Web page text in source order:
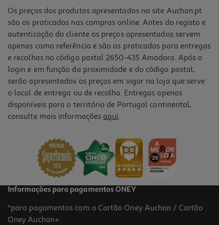
Penso Cottons Higiénico Ultra Fino Com Abas Regular 14un
Os preços dos produtos apresentados no site Auchan.pt
são os praticados nas compras online. Antes do registo e
autenticação do cliente os preços apresentados servem
apenas como referência e são os praticados para entregas
e recolhas no código postal 2650-435 Amadora. Após o
login e em função da proximidade e do código postal,
serão apresentados os preços em vigor na loja que serve
o local de entrega ou de recolha. Entregas apenas
disponíveis para o território de Portugal continental,
consulte mais informações aqui.
Informações para pagamentos ONEY
*para pagamentos com o Cartão Oney Auchan / Cartão
Oney Auchan+.